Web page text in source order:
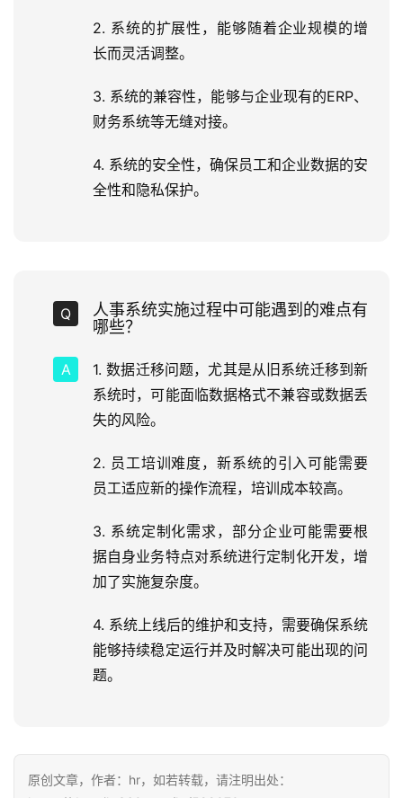
2. 系统的扩展性，能够随着企业规模的增
长而灵活调整。
3. 系统的兼容性，能够与企业现有的ERP、
财务系统等无缝对接。
4. 系统的安全性，确保员工和企业数据的安
全性和隐私保护。
人事系统实施过程中可能遇到的难点有
哪些？
1. 数据迁移问题，尤其是从旧系统迁移到新
系统时，可能面临数据格式不兼容或数据丢
失的风险。
2. 员工培训难度，新系统的引入可能需要
员工适应新的操作流程，培训成本较高。
3. 系统定制化需求，部分企业可能需要根
据自身业务特点对系统进行定制化开发，增
加了实施复杂度。
4. 系统上线后的维护和支持，需要确保系统
能够持续稳定运行并及时解决可能出现的问
题。
原创文章，作者：hr，如若转载，请注明出处：